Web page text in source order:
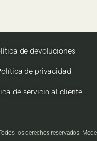
de devoluciones
de privacidad
de servicio al cliente
los derechos reservados.